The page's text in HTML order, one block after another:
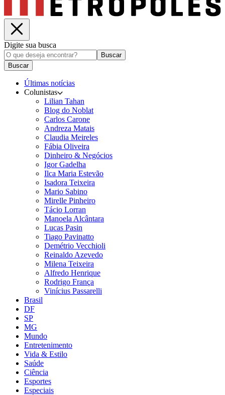
Digite sua busca
Buscar
Buscar
Últimas notícias
Colunistas
Lilian Tahan
Blog do Noblat
Carlos Carone
Andreza Matais
Claudia Meireles
Fábia Oliveira
Dinheiro & Negócios
Igor Gadelha
Ilca Maria Estevão
Isadora Teixeira
Mario Sabino
Mirelle Pinheiro
Tácio Lorran
Manoela Alcântara
Lucas Pasin
Tiago Pavinatto
Demétrio Vecchioli
Reinaldo Azevedo
Milena Teixeira
Alfredo Henrique
Rodrigo França
Vinícius Passarelli
Brasil
DF
SP
MG
Mundo
Entretenimento
Vida & Estilo
Saúde
Ciência
Esportes
Especiais